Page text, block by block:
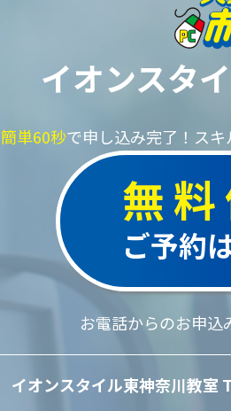
イオンスタ
簡単60秒で申し込み完了！ ス
無
ご予約
お電話からのお申込
イオンスタイル東神奈川教室